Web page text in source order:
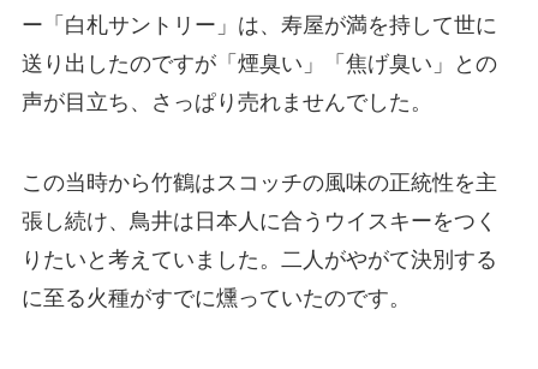
ー「白札サントリー」は、寿屋が満を持して世に
送り出したのですが「煙臭い」「焦げ臭い」との
声が目立ち、さっぱり売れませんでした。
この当時から竹鶴はスコッチの風味の正統性を主
張し続け、鳥井は日本人に合うウイスキーをつく
りたいと考えていました。二人がやがて決別する
に至る火種がすでに燻っていたのです。